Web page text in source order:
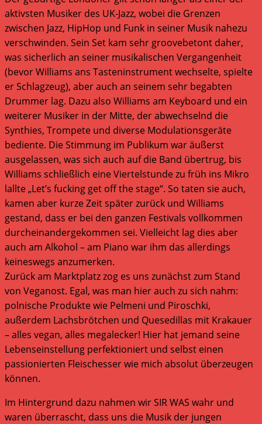
aktivsten Musiker des UK-Jazz, wobei die Grenzen
zwischen Jazz, HipHop und Funk in seiner Musik nahezu
verschwinden. Sein Set kam sehr groovebetont daher,
was sicherlich an seiner musikalischen Vergangenheit
(bevor Williams ans Tasteninstrument wechselte, spielte
er Schlagzeug), aber auch an seinem sehr begabten
Drummer lag. Dazu also Williams am Keyboard und ein
weiterer Musiker in der Mitte, der abwechselnd die
Synthies, Trompete und diverse Modulationsgeräte
bediente. Die Stimmung im Publikum war äußerst
ausgelassen, was sich auch auf die Band übertrug, bis
Williams schließlich eine Viertelstunde zu früh ins Mikro
lallte „Let’s fucking get off the stage“. So taten sie auch,
kamen aber kurze Zeit später zurück und Williams
gestand, dass er bei den ganzen Festivals vollkommen
durcheinandergekommen sei. Vielleicht lag dies aber
auch am Alkohol – am Piano war ihm das allerdings
keineswegs anzumerken.
Zurück am Marktplatz zog es uns zunächst zum Stand
von Veganost. Egal, was man hier auch zu sich nahm:
polnische Produkte wie Pelmeni und Piroschki,
außerdem Lachsbrötchen und Quesedillas mit Krakauer
– alles vegan, alles megalecker! Hier hat jemand seine
Lebenseinstellung perfektioniert und selbst einen
passionierten Fleischesser wie mich absolut überzeugen
können.
Im Hintergrund dazu nahmen wir SIR WAS wahr und
waren überrascht, dass uns die Musik der jungen